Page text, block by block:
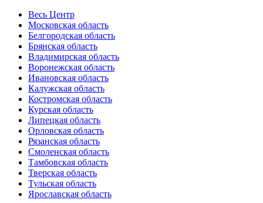
Весь Центр
Московская область
Белгородская область
Брянская область
Владимирская область
Воронежская область
Ивановская область
Калужская область
Костромская область
Курская область
Липецкая область
Орловская область
Рязанская область
Смоленская область
Тамбовская область
Тверская область
Тульская область
Ярославская область